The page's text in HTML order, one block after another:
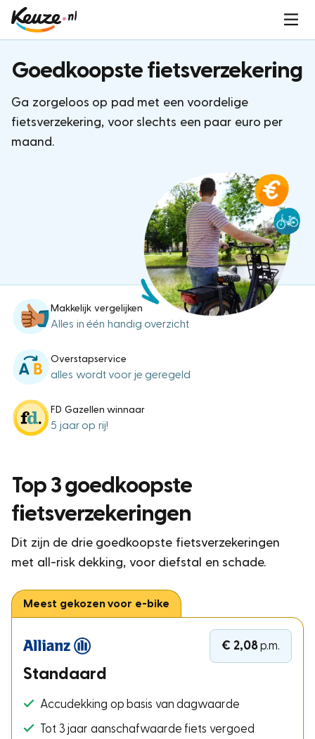
Goedkoopste fietsverzekering
Ga zorgeloos op pad met een voordelige
fietsverzekering, voor slechts een paar euro per
maand.
Makkelijk vergelijken
Alles in één handig overzicht
Overstapservice
alles wordt voor je geregeld
FD Gazellen winnaar
5 jaar op rij!
Top 3 goedkoopste
fietsverzekeringen
Dit zijn de drie goedkoopste fietsverzekeringen
met all-risk dekking, voor diefstal en schade.
Meest gekozen voor e-bike
€ 2,08p.m.
Standaard
Accudekking op basis van dagwaarde
Tot 3 jaar aanschafwaarde fiets vergoed